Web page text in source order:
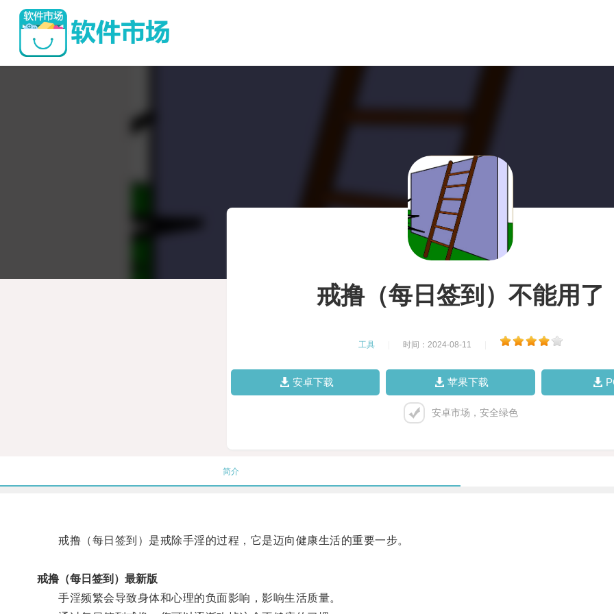
戒撸（每日签到）不能用了
工具 时间：2024-08-11
安卓下载 苹果下载
安卓市场，安全绿色
简介
戒撸（每日签到）是戒除手淫的过程，它是迈向健康生活的重要一步。
戒撸（每日签到）最新版
手淫频繁会导致身体和心理的负面影响，影响生活质量。